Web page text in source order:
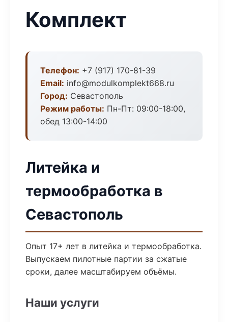
Комплект
Телефон: +7 (917) 170-81-39
Email: info@modulkomplekt668.ru
Город: Севастополь
Режим работы: Пн-Пт: 09:00-18:00,
обед 13:00-14:00
Литейка и
термообработка в
Севастополь
Опыт 17+ лет в литейка и термообработка.
Выпускаем пилотные партии за сжатые
сроки, далее масштабируем объёмы.
Наши услуги